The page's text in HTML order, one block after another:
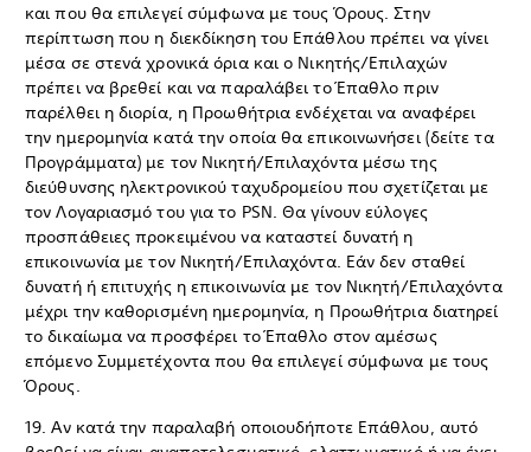
και που θα επιλεγεί σύμφωνα με τους Όρους. Στην
περίπτωση που η διεκδίκηση του Επάθλου πρέπει να γίνει
μέσα σε στενά χρονικά όρια και ο Νικητής/Επιλαχών
πρέπει να βρεθεί και να παραλάβει το Έπαθλο πριν
παρέλθει η διορία, η Προωθήτρια ενδέχεται να αναφέρει
την ημερομηνία κατά την οποία θα επικοινωνήσει (δείτε τα
Προγράμματα) με τον Νικητή/Επιλαχόντα μέσω της
διεύθυνσης ηλεκτρονικού ταχυδρομείου που σχετίζεται με
τον Λογαριασμό του για το PSN. Θα γίνουν εύλογες
προσπάθειες προκειμένου να καταστεί δυνατή η
επικοινωνία με τον Νικητή/Επιλαχόντα. Εάν δεν σταθεί
δυνατή ή επιτυχής η επικοινωνία με τον Νικητή/Επιλαχόντα
μέχρι την καθορισμένη ημερομηνία, η Προωθήτρια διατηρεί
το δικαίωμα να προσφέρει το Έπαθλο στον αμέσως
επόμενο Συμμετέχοντα που θα επιλεγεί σύμφωνα με τους
Όρους.
19. Αν κατά την παραλαβή οποιουδήποτε Επάθλου, αυτό